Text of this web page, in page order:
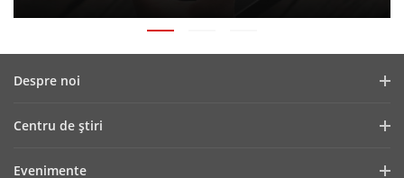
Despre noi
Centru de ştiri
Evenimente